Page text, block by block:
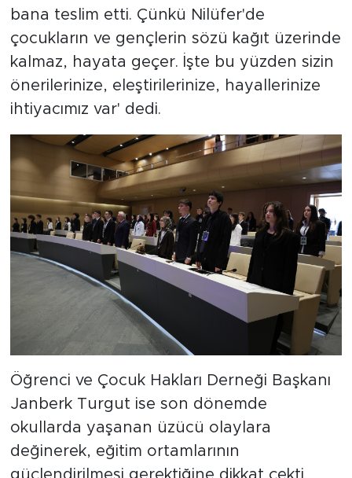
bana teslim etti. Çünkü Nilüfer'de
çocukların ve gençlerin sözü kağıt üzerinde
kalmaz, hayata geçer. İşte bu yüzden sizin
önerilerinize, eleştirilerinize, hayallerinize
ihtiyacımız var' dedi.
Öğrenci ve Çocuk Hakları Derneği Başkanı
Janberk Turgut ise son dönemde
okullarda yaşanan üzücü olaylara
değinerek, eğitim ortamlarının